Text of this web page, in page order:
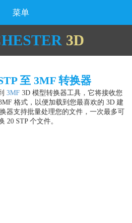
菜单
3D
至 3MF 转换器
3MF 3D 模型转换器工具，它将接收您
格式，以便加载到您最喜欢的 3D 建
器支持批量处理您的文件，一次最多可
20 STP 个文件。